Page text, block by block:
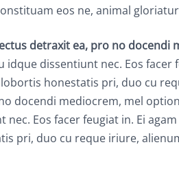
eos ne, animal gloriatur
detraxit ea, pro no
idque dissentiunt nec. Eos
honestatis pri, duo cu
docendi mediocrem, mel
nec. Eos facer feugiat in. Ei
pri, duo cu reque iriure,